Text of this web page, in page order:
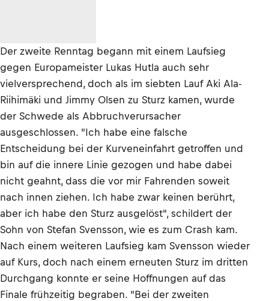
Der zweite Renntag begann mit einem Laufsieg
gegen Europameister Lukas Hutla auch sehr
vielversprechend, doch als im siebten Lauf Aki Ala-
Riihimäki und Jimmy Olsen zu Sturz kamen, wurde
der Schwede als Abbruchverursacher
ausgeschlossen. "Ich habe eine falsche
Entscheidung bei der Kurveneinfahrt getroffen und
bin auf die innere Linie gezogen und habe dabei
nicht geahnt, dass die vor mir Fahrenden soweit
nach innen ziehen. Ich habe zwar keinen berührt,
aber ich habe den Sturz ausgelöst", schildert der
Sohn von Stefan Svensson, wie es zum Crash kam.
Nach einem weiteren Laufsieg kam Svensson wieder
auf Kurs, doch nach einem erneuten Sturz im dritten
Durchgang konnte er seine Hoffnungen auf das
Finale frühzeitig begraben. "Bei der zweiten